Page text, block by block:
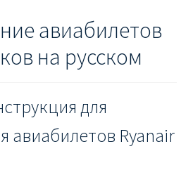
авиабилетов
на русском
для
авиабилетов Ryanair